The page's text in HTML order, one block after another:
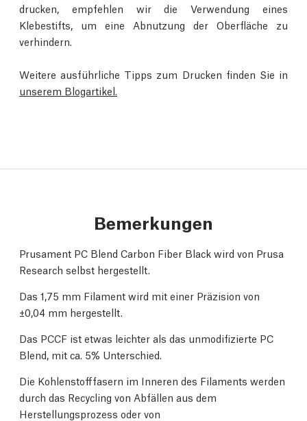
drucken, empfehlen wir die Verwendung eines
Klebestifts, um eine Abnutzung der Oberfläche zu
verhindern.
Weitere ausführliche Tipps zum Drucken finden Sie in
unserem Blogartikel.
Bemerkungen
Prusament PC Blend Carbon Fiber Black wird von Prusa
Research selbst hergestellt.
Das 1,75 mm Filament wird mit einer Präzision von
±0,04 mm hergestellt.
Das PCCF ist etwas leichter als das unmodifizierte PC
Blend, mit ca. 5% Unterschied.
Die Kohlenstofffasern im Inneren des Filaments werden
durch das Recycling von Abfällen aus dem
Herstellungsprozess oder von